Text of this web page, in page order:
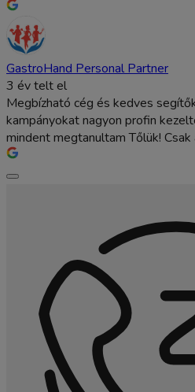
GastroHand Personal Partner
3 év telt el
Megbízható cég és kedves
kampányokat nagyon profin
mindent megtanultam Tőlük! Csak